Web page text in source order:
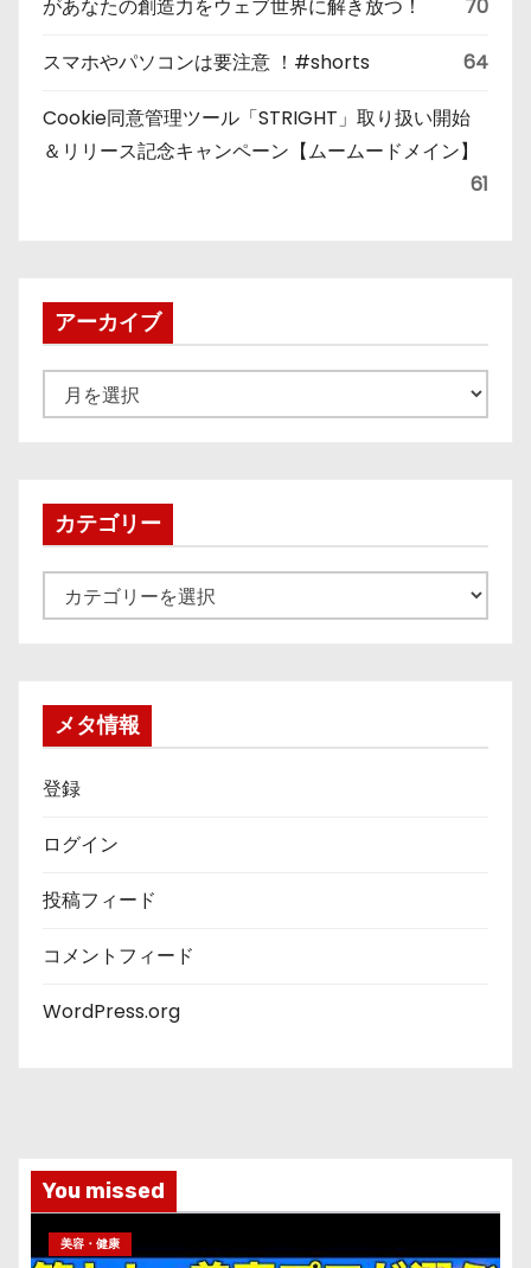
があなたの創造力をウェブ世界に解き放つ！ 70
スマホやパソコンは要注意 ！#shorts 64
Cookie同意管理ツール「STRIGHT」取り扱い開始
＆リリース記念キャンペーン【ムームードメイン】
61
アーカイブ
ー
ブカテゴリー
テ
メタ情報
登録
ログイン
投稿フィード
コメントフィード
WordPress.org
You missed
美容・健康